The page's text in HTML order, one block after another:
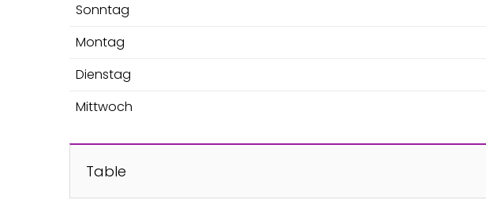
Sonntag
Montag
Dienstag
Mittwoch
Table